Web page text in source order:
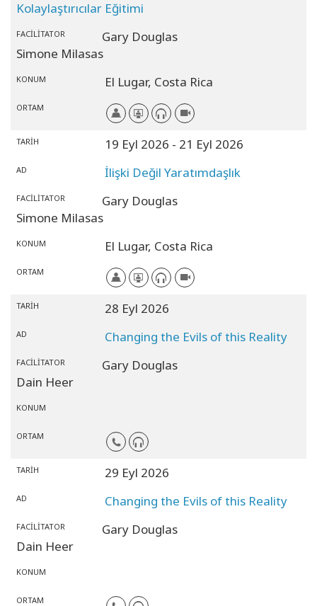
Kolaylaştırıcılar Eğitimi
FACILITATOR
Gary Douglas
Simone Milasas
KONUM El Lugar, Costa Rica
ORTAM
TARIH 19 Eyl 2026 - 21 Eyl 2026
AD İlişki Değil Yaratımdaşlık
FACILITATOR
Gary Douglas
Simone Milasas
KONUM El Lugar, Costa Rica
ORTAM
TARIH 28 Eyl 2026
AD Changing the Evils of this Reality
FACILITATOR
Gary Douglas
Dain Heer
KONUM
ORTAM
TARIH 29 Eyl 2026
AD Changing the Evils of this Reality
FACILITATOR
Gary Douglas
Dain Heer
KONUM
ORTAM